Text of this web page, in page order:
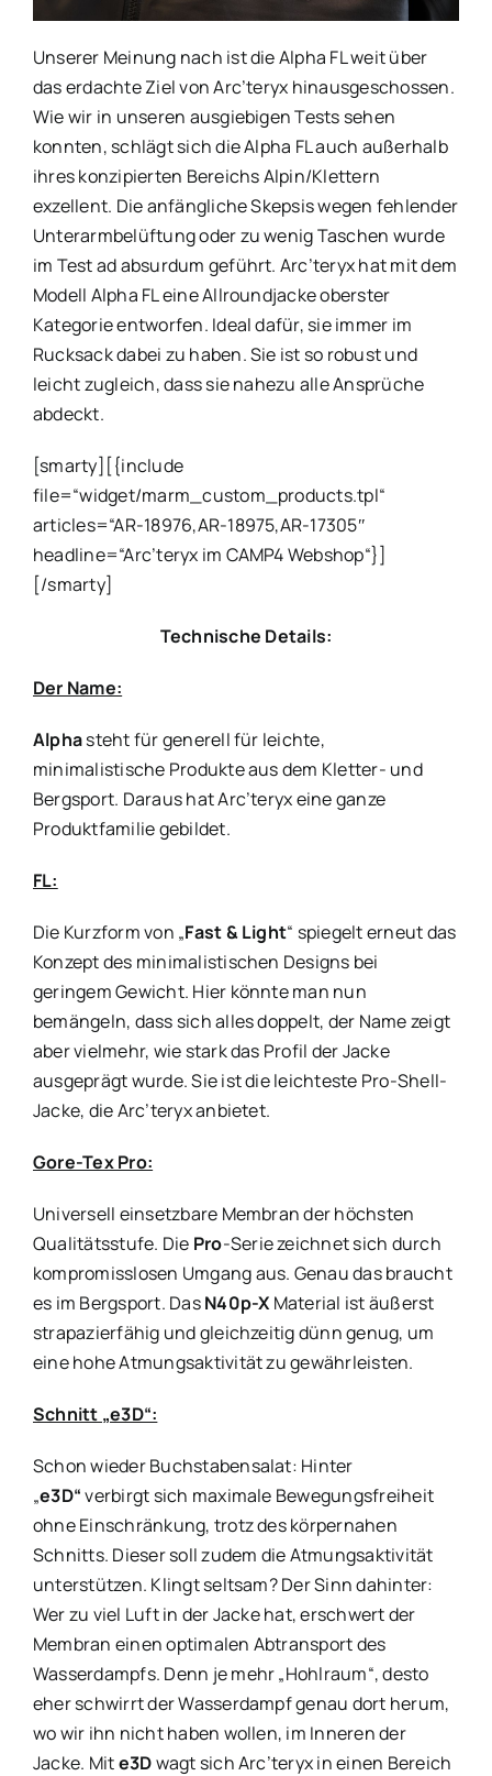
Unserer Meinung nach ist die Alpha FL weit über
das erdachte Ziel von Arc’teryx hinausgeschossen.
Wie wir in unseren ausgiebigen Tests sehen
konnten, schlägt sich die Alpha FL auch außerhalb
ihres konzipierten Bereichs Alpin/Klettern
exzellent. Die anfängliche Skepsis wegen fehlender
Unterarmbelüftung oder zu wenig Taschen wurde
im Test ad absurdum geführt. Arc’teryx hat mit dem
Modell Alpha FL eine Allroundjacke oberster
Kategorie entworfen. Ideal dafür, sie immer im
Rucksack dabei zu haben. Sie ist so robust und
leicht zugleich, dass sie nahezu alle Ansprüche
abdeckt.
[smarty][{include
file=“widget/marm_custom_products.tpl“
articles=“AR-18976,AR-18975,AR-17305″
headline=“Arc’teryx im CAMP4 Webshop“}]
[/smarty]
Technische Details:
Der Name:
Alphasteht für generell für leichte,
minimalistische Produkte aus dem Kletter- und
Bergsport. Daraus hat Arc’teryx eine ganze
Produktfamilie gebildet.
FL:
Die Kurzform von „Fast & Light“ spiegelt erneut das
Konzept des minimalistischen Designs bei
geringem Gewicht. Hier könnte man nun
bemängeln, dass sich alles doppelt, der Name zeigt
aber vielmehr, wie stark das Profil der Jacke
ausgeprägt wurde. Sie ist die leichteste Pro-Shell-
Jacke, die Arc’teryx anbietet.
Gore-Tex Pro:
Universell einsetzbare Membran der höchsten
Qualitätsstufe. Die Pro-Serie zeichnet sich durch
kompromisslosen Umgang aus. Genau das braucht
es im Bergsport. DasN40p-X Material ist äußerst
strapazierfähig und gleichzeitig dünn genug, um
eine hohe Atmungsaktivität zu gewährleisten.
Schnitt „e3D“:
Schon wieder Buchstabensalat: Hinter
„e3D“verbirgt sich maximale Bewegungsfreiheit
ohne Einschränkung, trotz des körpernahen
Schnitts. Dieser soll zudem die Atmungsaktivität
unterstützen. Klingt seltsam? Der Sinn dahinter:
Wer zu viel Luft in der Jacke hat, erschwert der
Membran einen optimalen Abtransport des
Wasserdampfs. Denn je mehr „Hohlraum“, desto
eher schwirrt der Wasserdampf genau dort herum,
wo wir ihn nicht haben wollen, im Inneren der
Jacke. Mite3Dwagt sich Arc’teryx in einen Bereich